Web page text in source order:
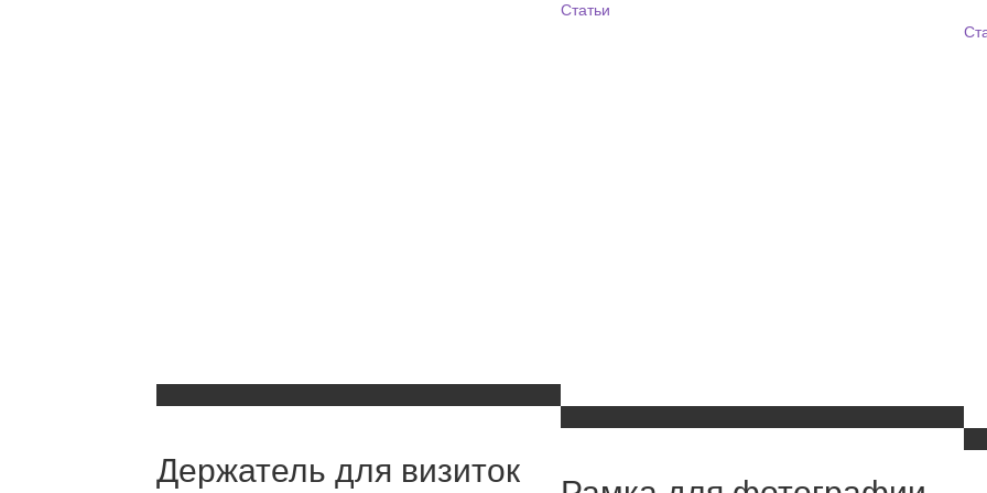
Держатель для визиток
Статьи